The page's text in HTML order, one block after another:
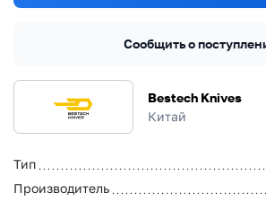
Bestech Knives
Китай
Тип
Производитель
Сообщить о